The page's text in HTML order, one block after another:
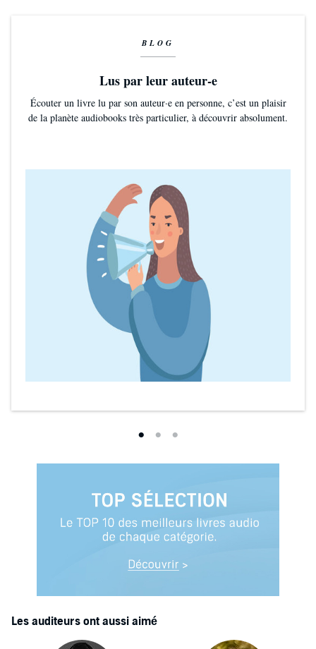
BLOG
Lus par leur auteur-e
Écouter un livre lu par son auteur·e en personne, c’est un plaisir
de la planète audiobooks très particulier, à découvrir absolument.
Les auditeurs ont aussi aimé